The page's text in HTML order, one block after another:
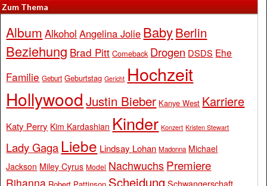
Zum Thema
Album Alkohol Angelina Jolie BabyBerlin
Beziehung Brad Pitt Comeback Drogen DSDS Ehe
Familie Geburt Geburtstag Gericht Hochzeit
Hollywood Justin Bieber Kanye West Karriere
Katy Perry Kim Kardashian Kinder Konzert Kristen Stewart
Lady Gaga Liebe Lindsay Lohan Madonna Michael
Jackson Miley Cyrus Model Nachwuchs Premiere
Rihanna Scheidung